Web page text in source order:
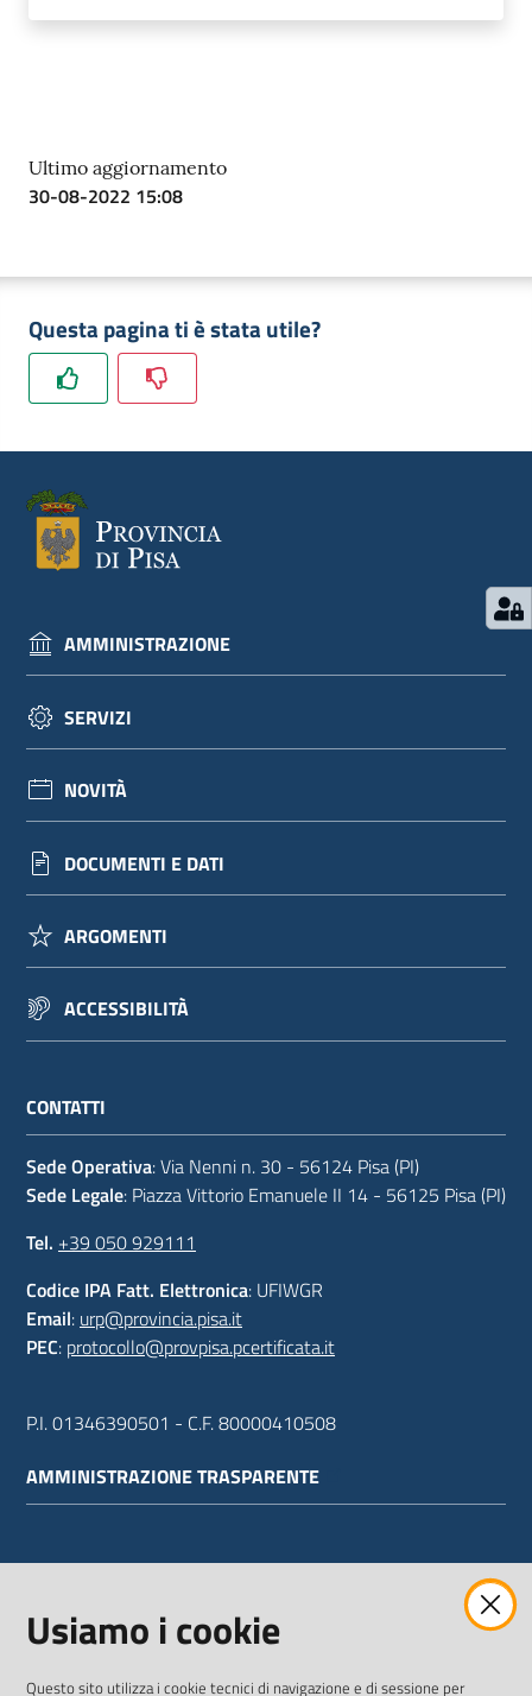
Ultimo aggiornamento
30-08-2022 15:08
Questa pagina ti è stata utile?
AMMINISTRAZIONE
SERVIZI
NOVITÀ
DOCUMENTI E DATI
ARGOMENTI
ACCESSIBILITÀ
CONTATTI
Sede Operativa: Via Nenni n. 30 - 56124 Pisa (PI)
Sede Legale: Piazza Vittorio Emanuele II 14 - 56125 Pisa (PI)
Tel. +39 050 929111
Codice IPA Fatt. Elettronica: UFIWGR
Email: urp@provincia.pisa.it
PEC: protocollo@provpisa.pcertificata.it
P.I. 01346390501 - C.F. 80000410508
AMMINISTRAZIONE TRASPARENTE
Usiamo i cookie
Questo sito utilizza i cookie tecnici di navigazione e di sessione per